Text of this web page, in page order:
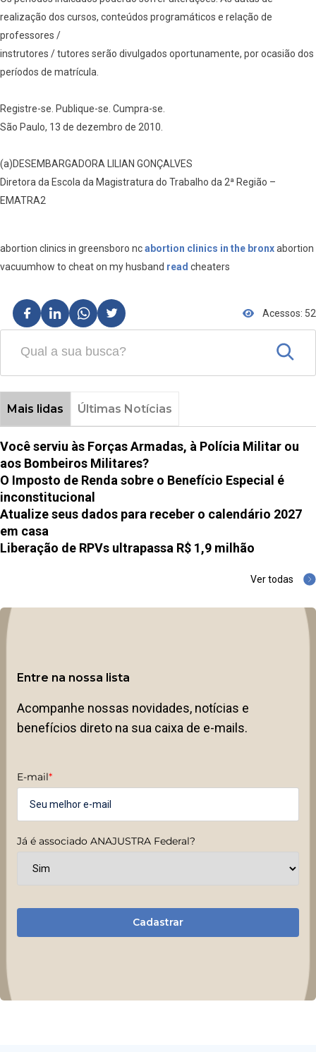
realização dos cursos, conteúdos programáticos e relação de
professores /
instrutores / tutores serão divulgados oportunamente, por ocasião dos
períodos de matrícula.
Registre-se. Publique-se. Cumpra-se.
São Paulo, 13 de dezembro de 2010.
(a)DESEMBARGADORA LILIAN GONÇALVES
Diretora da Escola da Magistratura do Trabalho da 2ª Região –
EMATRA2
abortion clinics in greensboro ncabortion clinics in the bronxabortion
vacuumhow to cheat on my husband read cheaters
Acessos: 52
Mais lidas Últimas Notícias
Você serviu às Forças Armadas, à Polícia Militar ou
aos Bombeiros Militares?
O Imposto de Renda sobre o Benefício Especial é
inconstitucional
Atualize seus dados para receber o calendário 2027
em casa
Liberação de RPVs ultrapassa R$ 1,9 milhão
Ver todas
Entre na nossa lista
Acompanhe nossas novidades, notícias e
benefícios direto na sua caixa de e-mails.
E-mail*
Já é associado ANAJUSTRA Federal?
Cadastrar